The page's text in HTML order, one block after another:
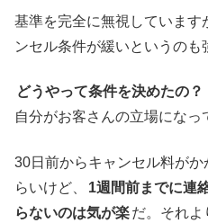
基準を完全に無視しています
ンセル条件が緩いというのも
どうやって条件を決めたの？
自分がお客さんの立場になっ
30日前からキャンセル料が
らいけど、
1週間前までに連
らないのは気が楽だ。それ